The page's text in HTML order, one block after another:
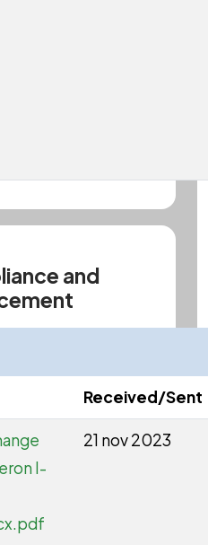
and
Received/Sent
I-
21 nov 2023